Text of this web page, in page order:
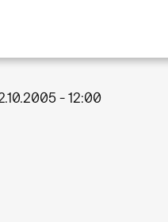
- 12:00